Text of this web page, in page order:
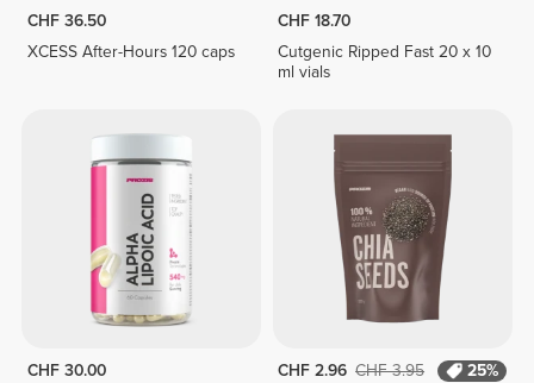
CHF 36.50
XCESS After-Hours 120 caps
CHF 18.70
Cutgenic Ripped Fast 20 x 10
ml vials
CHF 30.00
CHF 2.96 CHF 3.95
25%